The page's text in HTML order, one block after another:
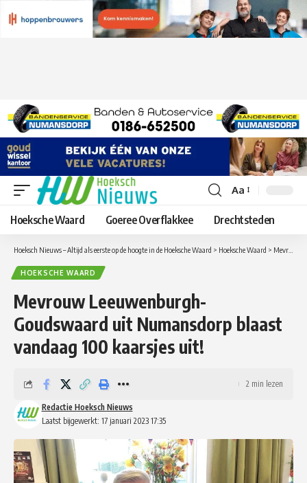
Lettergrootte
aanpassen
Aa
Hoeksche Waard Goeree Overflakkee Drechtsteden
Hoeksch Nieuws – Altijd als eerste op de hoogte in de Hoeksche Waard > Hoeksche Waard > Mevrouw Leeuwenburgh-Goudswaard uit Numansdorp blaast vandaag 100 kaarsjes uit!
HOEKSCHE WAARD
Mevrouw Leeuwenburgh-
Goudswaard uit Numansdorp blaast
vandaag 100 kaarsjes uit!
Laatst bijgewerkt: 17 januari 2023 17:35
Redactie Hoeksch Nieuws
2 min lezen